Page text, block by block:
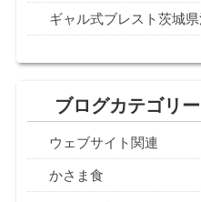
ギャル式ブレスト茨城
ブログカテゴリー
ウェブサイト関連
かさま食